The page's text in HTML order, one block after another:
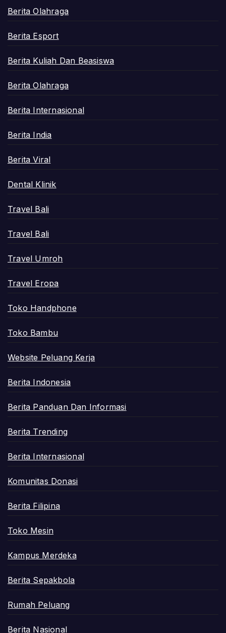
Berita Olahraga
Berita Esport
Berita Kuliah Dan Beasiswa
Berita Olahraga
Berita Internasional
Berita India
Berita Viral
Dental Klinik
Travel Bali
Travel Bali
Travel Umroh
Travel Eropa
Toko Handphone
Toko Bambu
Website Peluang Kerja
Berita Indonesia
Berita Panduan Dan Informasi
Berita Trending
Berita Internasional
Komunitas Donasi
Berita Filipina
Toko Mesin
Kampus Merdeka
Berita Sepakbola
Rumah Peluang
Berita Nasional